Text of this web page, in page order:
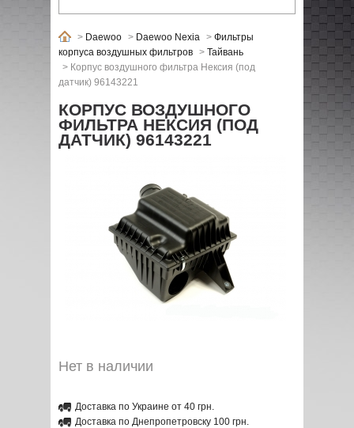
> Daewoo > Daewoo Nexia > Фильтры
корпуса воздушных фильтров > Тайвань
> Корпус воздушного фильтра Нексия (под
датчик) 96143221
КОРПУС ВОЗДУШНОГО
ФИЛЬТРА НЕКСИЯ (ПОД
ДАТЧИК) 96143221
Нет в наличии
Доставка по Украине от 40 грн.
Доставка по Днепропетровску 100 грн.